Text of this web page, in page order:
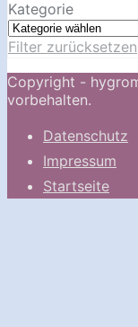
Kategorie
Filter zurücksetzen
Copyright -
vorbehalten.
Datenschutz
Impressum
Startseite